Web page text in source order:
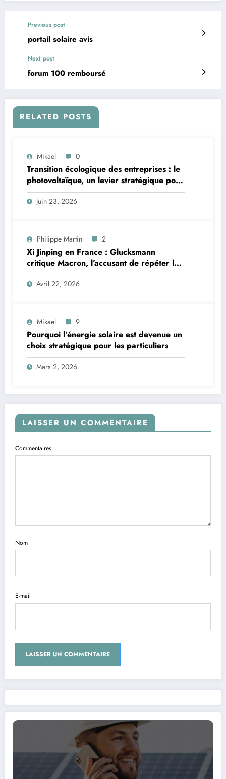
Previous post
portail solaire avis
Next post
forum 100 remboursé
RELATED POSTS
Mikael 0
Transition écologique des entreprises : le
photovoltaïque, un levier stratégique pour
les professionnels bretons
Juin 23, 2026
Philippe Martin 2
Xi Jinping en France : Glucksmann
critique Macron, l’accusant de répéter les
erreurs faites avec Poutine
Avril 22, 2026
Mikael 9
Pourquoi l’énergie solaire est devenue un
choix stratégique pour les particuliers
Mars 2, 2026
LAISSER UN COMMENTAIRE
Commentaires
Nom
E-mail